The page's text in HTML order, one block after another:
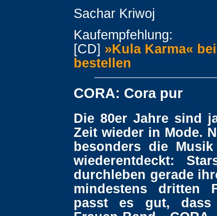
Sachar Kriwoj
Kaufempfehlung:
[CD] »Kula Karma«
bestellen
CORA: Cora pur
Die 80er Jahre sind
Zeit wieder in Mode.
besonders die
wiederentdeckt:
durchleben gerade
mindestens dritten
passt es gut,